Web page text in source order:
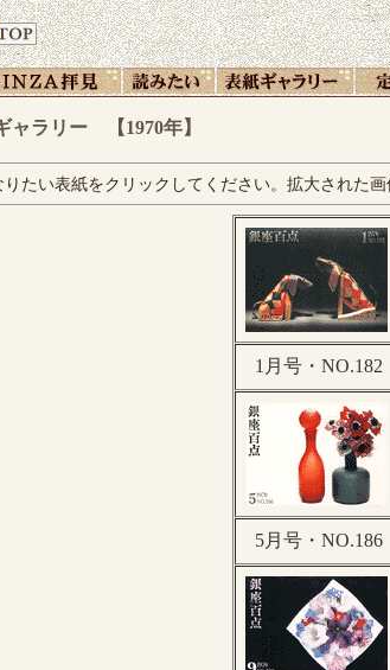
ャラリー 【1970年】
りたい表紙をクリックしてください。拡大された画
1月号・NO.182
5月号・NO.186